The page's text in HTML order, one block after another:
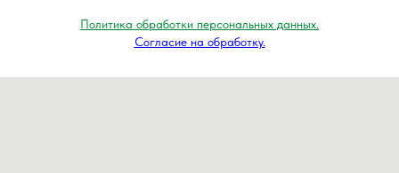
Политика обработки персональных данных.
Согласие на обработку.